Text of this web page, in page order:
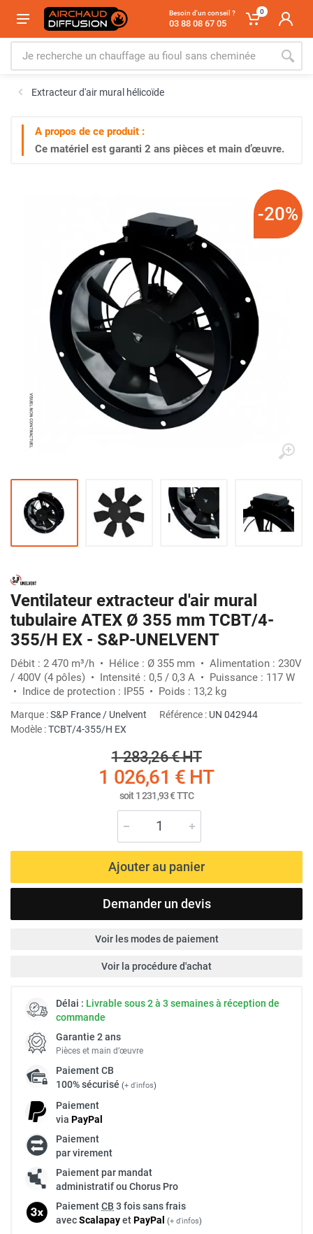
Besoin d'un conseil ?
03 88 08 67 05
0
Extracteur d'air mural hélicoïde
A propos de ce produit :
Ce matériel est garanti 2 ans pièces et main d’œuvre.
-20%
Ventilateur extracteur d'air mural
tubulaire ATEX Ø 355 mm TCBT/4-
355/H EX - S&P-UNELVENT
Débit : 2 470 m³/h • Hélice : Ø 355 mm • Alimentation : 230V
/ 400V (4 pôles) • Intensité : 0,5 / 0,3 A • Puissance : 117 W
• Indice de protection : IP55 • Poids : 13,2 kg
Marque :S&P France / Unelvent Référence : UN 042944
Modèle :TCBT/4-355/H EX
1 283,26 €HT
1 026,61 € HT
soit1 231,93 €TTC
Ajouter au panier
Demander un devis
Voir les modes de paiement
Voir la procédure d'achat
Délai : Livrable sous 2 à 3 semaines à réception de
commande
Garantie 2 ans
Pièces et main d’œuvre
PaiementCB
100% sécurisé (+ d'infos)
Paiement
via PayPal
Paiement
par virement
Paiement par mandat
administratif ou Chorus Pro
PaiementCB 3 fois sans frais
avecScalapayetPayPal (+ d'infos)